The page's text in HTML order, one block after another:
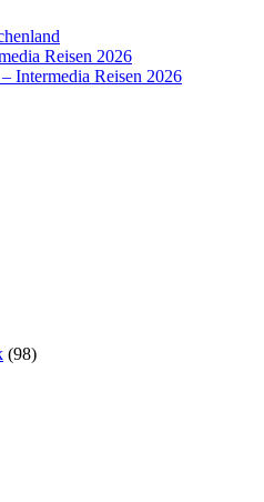
Reisen 2026
Intermedia Reisen 2026
(98)